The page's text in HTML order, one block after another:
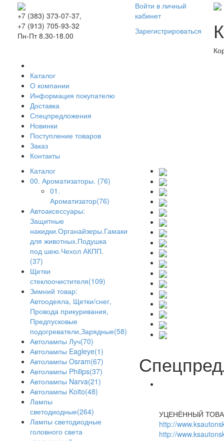
+7 (383) 373-07-37,
+7 (913) 705-93-32
Пн-Пт 8.30-18.00
Войти в личный
кабинет
Зарегистрироваться
Каталог
О компании
Информация покупателю
Доставка
Спецпредложения
Новинки
Поступление товаров
Заказ
Контакты
Каталог
00. Ароматизаторы. (76)
01.
Ароматизатор(76)
Автоаксессуары:
Защитные
накидки.Органайзеры.Гамаки
для животных.Подушка
под шею.Чехол АКПП.
(37)
Щетки
стеклоочистителя(109)
Зимний товар:
Автоодеяла, Щетки/снег,
Провода прикуривания,
Предпусковые
подогреватели,Зарядные(58)
Автолампы Луч(70)
Автолампы Eagleye(1)
Автолампы Osram(67)
Автолампы Philips(37)
Автолампы Narva(21)
Автолампы Koito(48)
Лампы
светодиодные(264)
Лампы светодиодные
головного света
УЦЕНЁННЫЙ
http://
http://